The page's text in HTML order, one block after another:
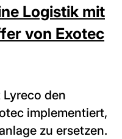
Logistik mit
von Exotec
den
implementiert,
zu ersetzen.